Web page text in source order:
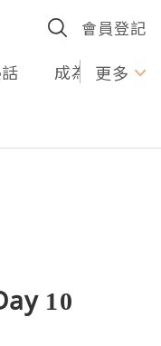
會員登記
成為U更多
10